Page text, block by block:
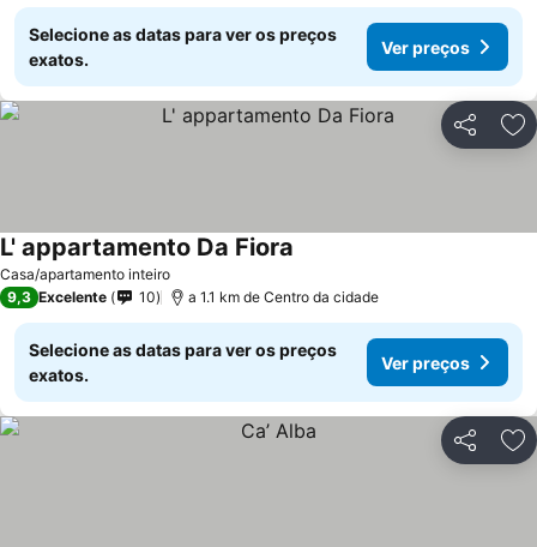
Selecione as datas para ver os preços
exatos.
Ver preços
Partilhar
Casa/apartamento inteiro
L' appartamento Da Fiora
9,3 Excelente 10 a 1.1 km de Centro da cidade
Selecione as datas para ver os preços
exatos.
Ver preços
Partilhar